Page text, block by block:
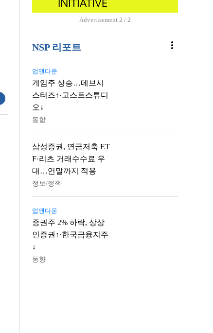
Advertisement 1 / 2
NSP 리포트 more_vert
업앤다운
게임주 상승…데브시
스터즈↑·고스트스튜디
오↓
동향
삼성증권, 연금저축 ET
F·리츠 거래수수료 우
대…연말까지 적용
정보/정책
업앤다운
증권주 2% 하락, 상상
인증권↑·한국금융지주
↓
동향